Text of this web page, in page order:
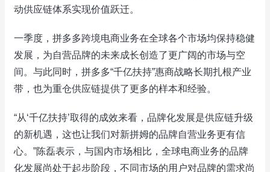
动供应链体系实现价值跃迁。
一季度，拼多多跨境电商业务在全球各个市场均保持稳健
发展，为自营品牌的未来成长创造了更广阔的市场与空
间。与此同时，拼多多“千亿扶持”惠商战略长期扎根产业
带，也为重仓供应链提供了更多的样本和经验。
“从‘千亿扶持’取得的成效来看，品牌化发展是供应链升级
的新机遇，这也让我们对新拼姆的品牌自营业务更有信
心。”陈磊表示，与国内市场相比，全球电商业务的品牌
化发展尚处于起步阶段，不同市场的用户对品牌的需求尚